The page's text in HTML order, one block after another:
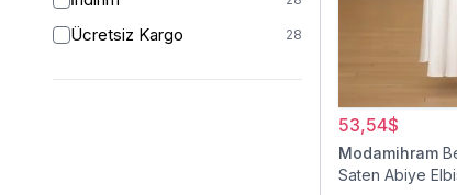
Ücretsiz Kargo 28
53,54$
Modamihram
Saten Abiye